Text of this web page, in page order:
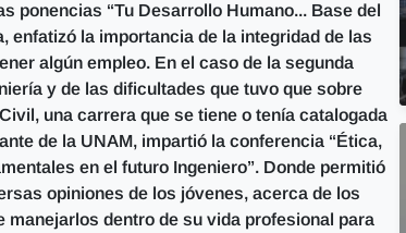
ponencias “Tu Desarrollo Humano... Base del
enfatizó la importancia de la integridad de las
algún empleo. En el caso de la segunda
y de las dificultades que tuvo que sobre
una carrera que se tiene o tenía catalogada
de la UNAM, impartió la conferencia “Ética,
en el futuro Ingeniero”. Donde permitió
opiniones de los jóvenes, acerca de los
dentro de su vida profesional para